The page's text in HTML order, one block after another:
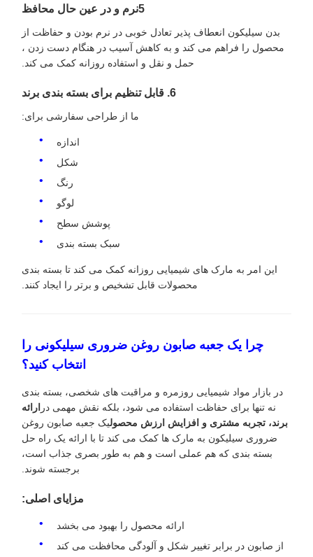
5نرم و در عین حال محافظ
بدن سیلیکون انعطاف پذیر تعادل خوبی در نرم بودن و حفاظت از
محصول را فراهم می کند و به کاهش آسیب در هنگام دست زدن ،
حمل و نقل و استفاده روزانه کمک می کند.
6. قابل تنظیم برای بسته بندی برند
ما از طراحی سفارشی برای:
اندازه
شکل
رنگ
لوگو
پوشش سطح
سبک بسته بندی
این امر به مارک های شیمیایی روزانه کمک می کند تا بسته بندی
محصولات قابل تشخیص و برتر را ایجاد کنند.
چرا یک جعبه صابون روغن ضروری سیلیکونی را
انتخاب کنید؟
در بازار مواد شیمیایی روزمره و مراقبت های شخصی، بسته بندی
نه تنها برای حفاظت استفاده می شود، بلکه نقش مهمی در ارائه
برند، تجربه مشتری و افزایش ارزش محصولیک جعبه صابون روغن
ضروری سیلیکون به مارک ها کمک می کند تا با ارائه یک راه حل
بسته بندی که هم عملی است و هم به طور بصری جذاب است،
برجسته شوند.
مزایای اصلی:
ارائه محصول را بهبود می بخشد
از صابون در برابر تغییر شکل و آلودگی محافظت می کند